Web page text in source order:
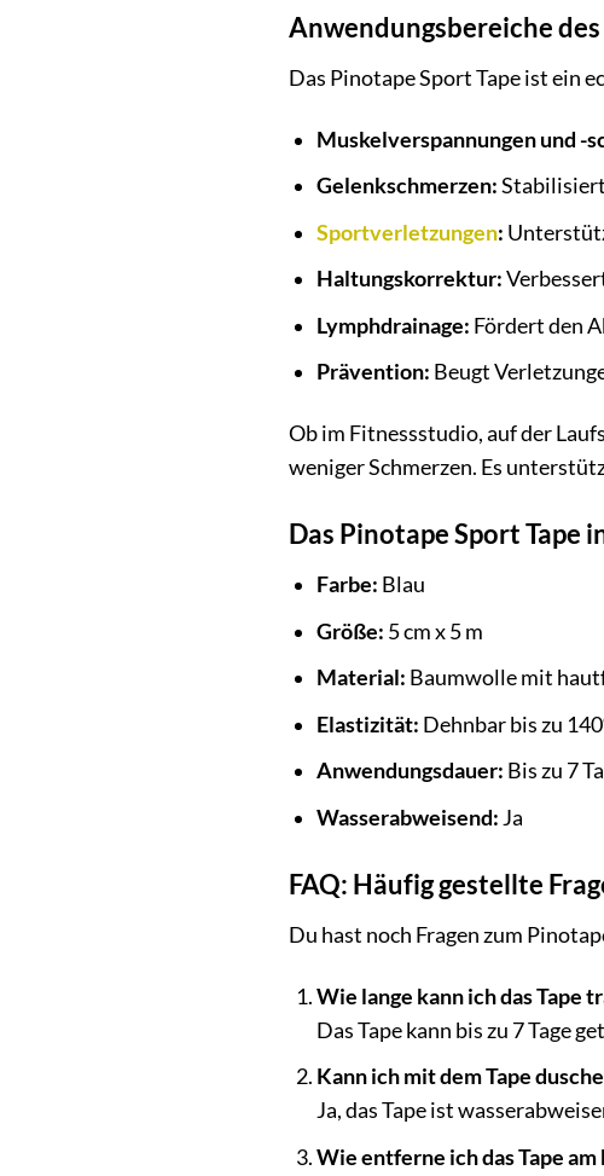
Anwendungsbereiche
Das Pinotape Sport Tape ist ein
Muskelverspannungen und -
Gelenkschmerzen:
Sportverletzungen:
Haltungskorrektur:
Lymphdrainage: Fördert den
Prävention: Beugt
Ob im Fitnessstudio, auf der
weniger Schmerzen. Es
Das Pinotape Sport Tape
Farbe: Blau
Größe: 5 cm x 5 m
Material: Baumwolle mit
Elastizität: Dehnbar bis zu
Anwendungsdauer: Bis zu 7
Wasserabweisend: Ja
FAQ: Häufig gestellte
Du hast noch Fragen zum
Wie lange kann ich das Tape
Das Tape kann bis zu 7 Tage
Kann ich mit dem Tape
Ja, das Tape ist
Wie entferne ich das Tape am